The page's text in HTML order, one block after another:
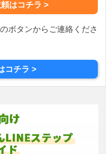
はコチラ >
ボタンからご連絡くださ
コチラ >